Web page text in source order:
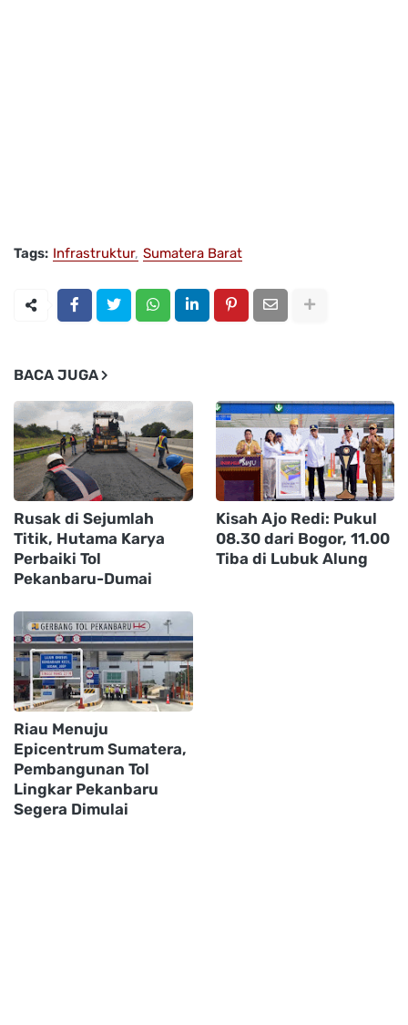
Tags: Infrastruktur Sumatera Barat
BACA JUGA
Rusak di Sejumlah
Titik, Hutama Karya
Perbaiki Tol
Pekanbaru-Dumai
Kisah Ajo Redi: Pukul
08.30 dari Bogor, 11.00
Tiba di Lubuk Alung
Riau Menuju
Epicentrum Sumatera,
Pembangunan Tol
Lingkar Pekanbaru
Segera Dimulai